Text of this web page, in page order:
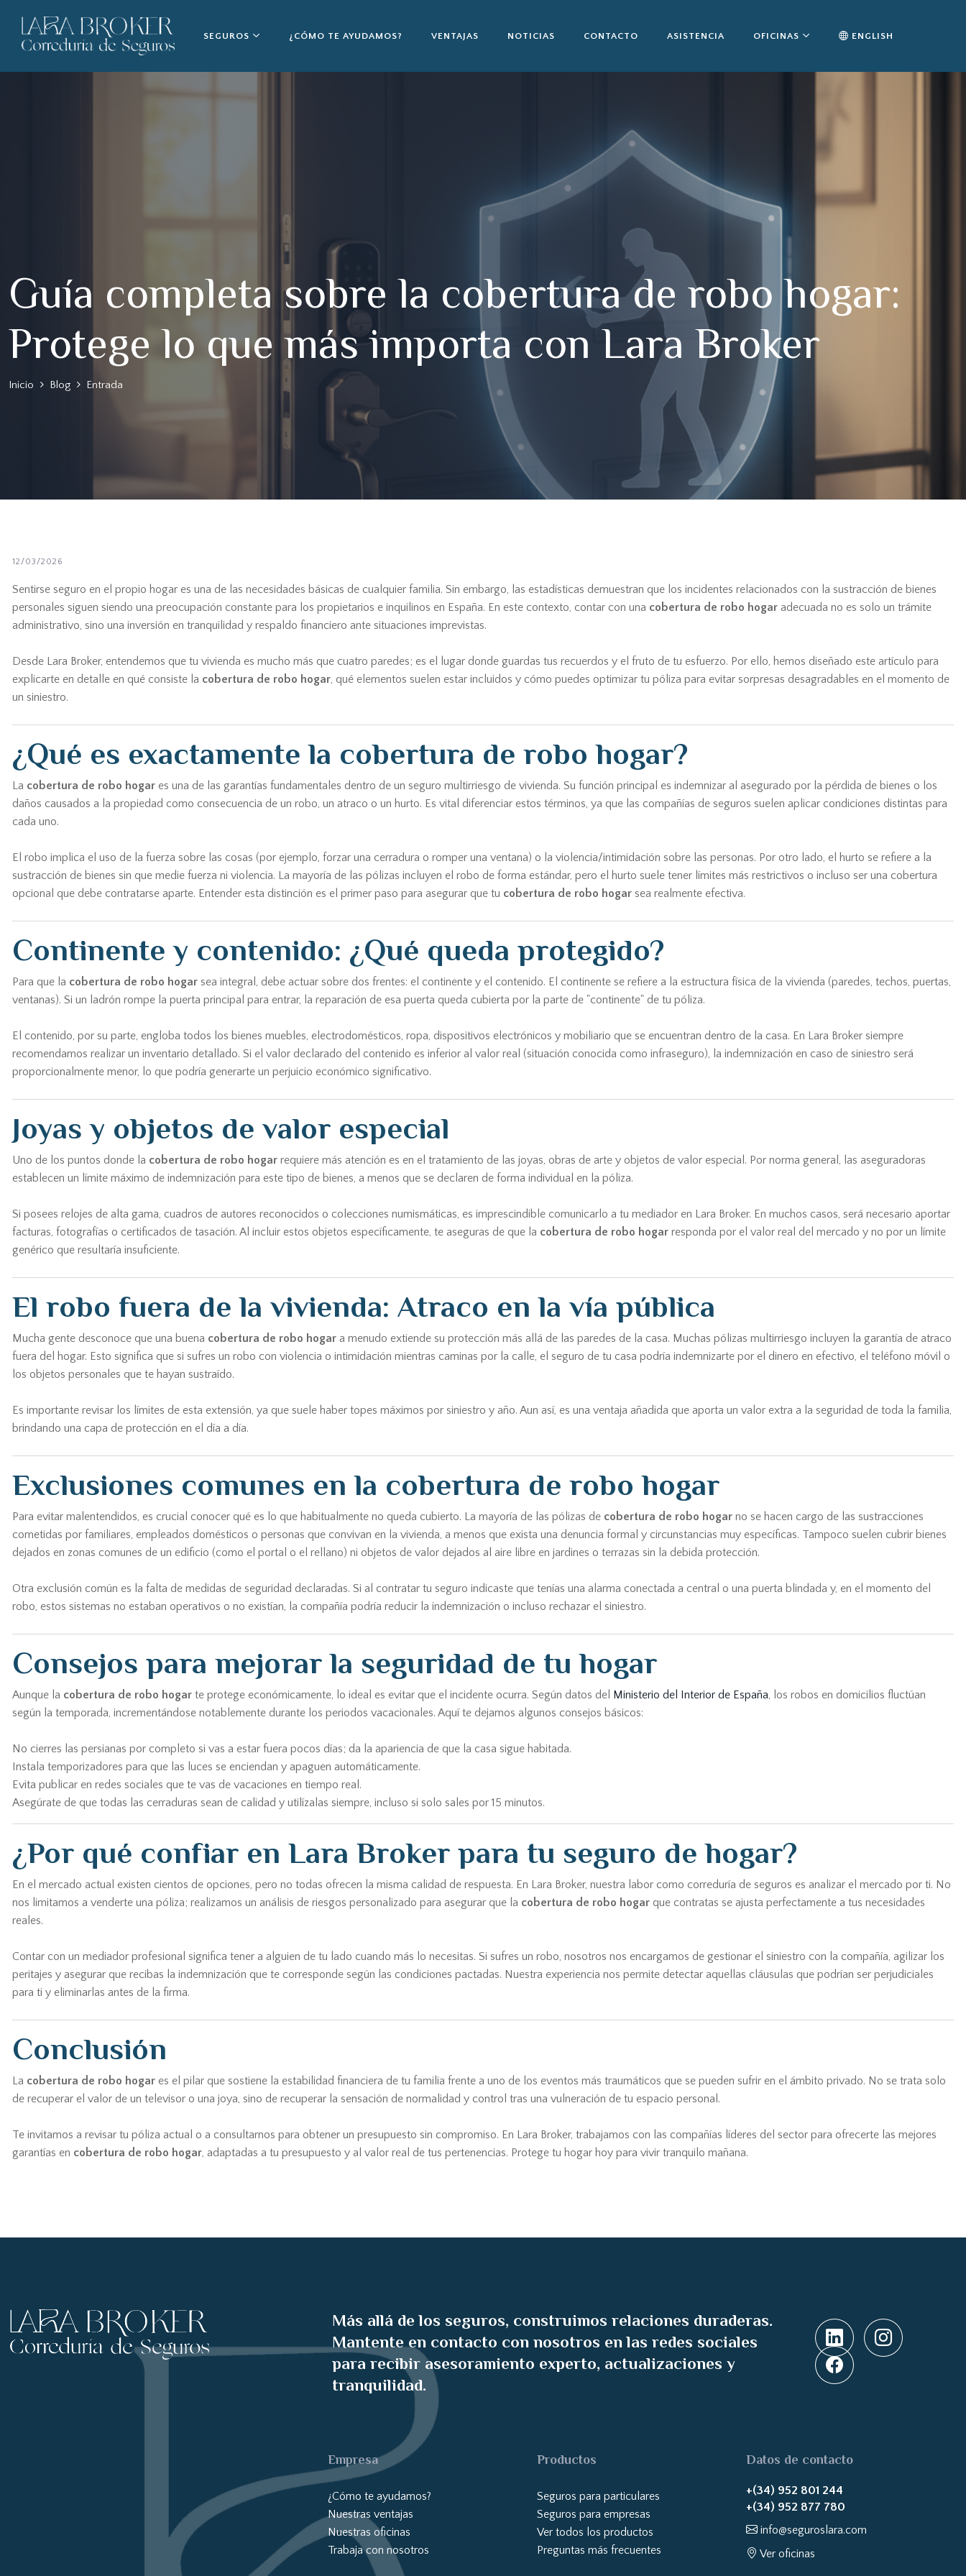
SEGUROS ¿CÓMO TE AYUDAMOS? VENTAJAS NOTICIAS CONTACTO ASISTENCIA OFICINAS ENGLISH
Guía completa sobre la cobertura de robo hogar:
Protege lo que más importa con Lara Broker
Inicio Blog Entrada
12/03/2026
Sentirse seguro en el propio hogar es una de las necesidades básicas de cualquier familia. Sin embargo, las estadísticas demuestran que los incidentes relacionados con la sustracción de bienes
personales siguen siendo una preocupación constante para los propietarios e inquilinos en España. En este contexto, contar con una cobertura de robo hogaradecuada no es solo un trámite
administrativo, sino una inversión en tranquilidad y respaldo financiero ante situaciones imprevistas.
Desde Lara Broker, entendemos que tu vivienda es mucho más que cuatro paredes; es el lugar donde guardas tus recuerdos y el fruto de tu esfuerzo. Por ello, hemos diseñado este artículo para
explicarte en detalle en qué consiste la cobertura de robo hogar, qué elementos suelen estar incluidos y cómo puedes optimizar tu póliza para evitar sorpresas desagradables en el momento de
un siniestro.
¿Qué es exactamente la cobertura de robo hogar?
La cobertura de robo hogares una de las garantías fundamentales dentro de un seguro multirriesgo de vivienda. Su función principal es indemnizar al asegurado por la pérdida de bienes o los
daños causados a la propiedad como consecuencia de un robo, un atraco o un hurto. Es vital diferenciar estos términos, ya que las compañías de seguros suelen aplicar condiciones distintas para
cada uno.
El robo implica el uso de la fuerza sobre las cosas (por ejemplo, forzar una cerradura o romper una ventana) o la violencia/intimidación sobre las personas. Por otro lado, el hurto se refiere a la
sustracción de bienes sin que medie fuerza ni violencia. La mayoría de las pólizas incluyen el robo de forma estándar, pero el hurto suele tener límites más restrictivos o incluso ser una cobertura
opcional que debe contratarse aparte. Entender esta distinción es el primer paso para asegurar que tu cobertura de robo hogarsea realmente efectiva.
Continente y contenido: ¿Qué queda protegido?
Para que la cobertura de robo hogarsea integral, debe actuar sobre dos frentes: el continente y el contenido. El continente se refiere a la estructura física de la vivienda (paredes, techos, puertas,
ventanas). Si un ladrón rompe la puerta principal para entrar, la reparación de esa puerta queda cubierta por la parte de "continente" de tu póliza.
El contenido, por su parte, engloba todos los bienes muebles, electrodomésticos, ropa, dispositivos electrónicos y mobiliario que se encuentran dentro de la casa. En Lara Broker siempre
recomendamos realizar un inventario detallado. Si el valor declarado del contenido es inferior al valor real (situación conocida como infraseguro), la indemnización en caso de siniestro será
proporcionalmente menor, lo que podría generarte un perjuicio económico significativo.
Joyas y objetos de valor especial
Uno de los puntos donde la cobertura de robo hogarrequiere más atención es en el tratamiento de las joyas, obras de arte y objetos de valor especial. Por norma general, las aseguradoras
establecen un límite máximo de indemnización para este tipo de bienes, a menos que se declaren de forma individual en la póliza.
Si posees relojes de alta gama, cuadros de autores reconocidos o colecciones numismáticas, es imprescindible comunicarlo a tu mediador en Lara Broker. En muchos casos, será necesario aportar
facturas, fotografías o certificados de tasación. Al incluir estos objetos específicamente, te aseguras de que la cobertura de robo hogarresponda por el valor real del mercado y no por un límite
genérico que resultaría insuficiente.
El robo fuera de la vivienda: Atraco en la vía pública
Mucha gente desconoce que una buena cobertura de robo hogara menudo extiende su protección más allá de las paredes de la casa. Muchas pólizas multirriesgo incluyen la garantía de atraco
fuera del hogar. Esto significa que si sufres un robo con violencia o intimidación mientras caminas por la calle, el seguro de tu casa podría indemnizarte por el dinero en efectivo, el teléfono móvil o
los objetos personales que te hayan sustraído.
Es importante revisar los límites de esta extensión, ya que suele haber topes máximos por siniestro y año. Aun así, es una ventaja añadida que aporta un valor extra a la seguridad de toda la familia,
brindando una capa de protección en el día a día.
Exclusiones comunes en la cobertura de robo hogar
Para evitar malentendidos, es crucial conocer qué es lo que habitualmente no queda cubierto. La mayoría de las pólizas de cobertura de robo hogarno se hacen cargo de las sustracciones
cometidas por familiares, empleados domésticos o personas que convivan en la vivienda, a menos que exista una denuncia formal y circunstancias muy específicas. Tampoco suelen cubrir bienes
dejados en zonas comunes de un edificio (como el portal o el rellano) ni objetos de valor dejados al aire libre en jardines o terrazas sin la debida protección.
Otra exclusión común es la falta de medidas de seguridad declaradas. Si al contratar tu seguro indicaste que tenías una alarma conectada a central o una puerta blindada y, en el momento del
robo, estos sistemas no estaban operativos o no existían, la compañía podría reducir la indemnización o incluso rechazar el siniestro.
Consejos para mejorar la seguridad de tu hogar
Aunque la cobertura de robo hogarte protege económicamente, lo ideal es evitar que el incidente ocurra. Según datos del Ministerio del Interior de España, los robos en domicilios fluctúan
según la temporada, incrementándose notablemente durante los periodos vacacionales. Aquí te dejamos algunos consejos básicos:
No cierres las persianas por completo si vas a estar fuera pocos días; da la apariencia de que la casa sigue habitada.
Instala temporizadores para que las luces se enciendan y apaguen automáticamente.
Evita publicar en redes sociales que te vas de vacaciones en tiempo real.
Asegúrate de que todas las cerraduras sean de calidad y utilízalas siempre, incluso si solo sales por 15 minutos.
¿Por qué confiar en Lara Broker para tu seguro de hogar?
En el mercado actual existen cientos de opciones, pero no todas ofrecen la misma calidad de respuesta. En Lara Broker, nuestra labor como correduría de seguros es analizar el mercado por ti. No
nos limitamos a venderte una póliza; realizamos un análisis de riesgos personalizado para asegurar que la cobertura de robo hogarque contratas se ajusta perfectamente a tus necesidades
reales.
Contar con un mediador profesional significa tener a alguien de tu lado cuando más lo necesitas. Si sufres un robo, nosotros nos encargamos de gestionar el siniestro con la compañía, agilizar los
peritajes y asegurar que recibas la indemnización que te corresponde según las condiciones pactadas. Nuestra experiencia nos permite detectar aquellas cláusulas que podrían ser perjudiciales
para ti y eliminarlas antes de la firma.
Conclusión
La cobertura de robo hogares el pilar que sostiene la estabilidad financiera de tu familia frente a uno de los eventos más traumáticos que se pueden sufrir en el ámbito privado. No se trata solo
de recuperar el valor de un televisor o una joya, sino de recuperar la sensación de normalidad y control tras una vulneración de tu espacio personal.
Te invitamos a revisar tu póliza actual o a consultarnos para obtener un presupuesto sin compromiso. En Lara Broker, trabajamos con las compañías líderes del sector para ofrecerte las mejores
garantías en cobertura de robo hogar, adaptadas a tu presupuesto y al valor real de tus pertenencias. Protege tu hogar hoy para vivir tranquilo mañana.
Más allá de los seguros, construimos relaciones duraderas.
Mantente en contacto con nosotros en las redes sociales
para recibir asesoramiento experto, actualizaciones y
tranquilidad.
Empresa
¿Cómo te ayudamos?
Nuestras ventajas
Nuestras oficinas
Trabaja con nosotros
Productos
Seguros para particulares
Seguros para empresas
Ver todos los productos
Preguntas más frecuentes
Datos de contacto
+(34) 952 801 244
+(34) 952 877 780
info@seguroslara.com
Ver oficinas